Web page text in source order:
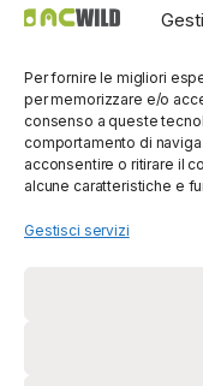
Per fornire le migliori
per memorizzare e/o
consenso a queste
comportamento di
acconsentire o ritirare il
alcune caratteristiche e
Gestisci servizi